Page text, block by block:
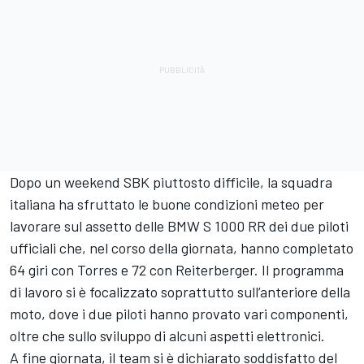
Dopo un weekend SBK piuttosto difficile, la squadra
italiana ha sfruttato le buone condizioni meteo per
lavorare sul assetto delle BMW S 1000 RR dei due piloti
ufficiali che, nel corso della giornata, hanno completato
64 giri con Torres e 72 con Reiterberger. Il programma
di lavoro si è focalizzato soprattutto sull’anteriore della
moto, dove i due piloti hanno provato vari componenti,
oltre che sullo sviluppo di alcuni aspetti elettronici.
A fine giornata, il team si è dichiarato soddisfatto del